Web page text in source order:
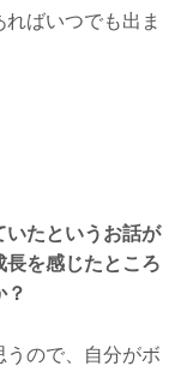
ばいつでも出ま
たというお話が
長を感じたところ
？
ので、自分がボ